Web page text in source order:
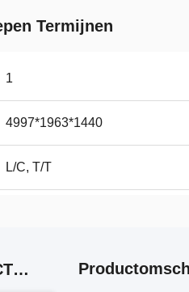
Termijnen
1
4997*1963*1440
L/C, T/T
VERWANTE PRODUCTEN